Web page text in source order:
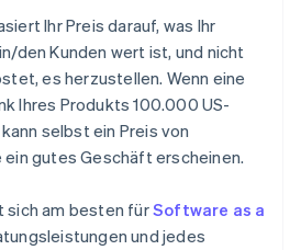
Ihr Preis darauf, was Ihr
den Kunden wert ist, und nicht
es herzustellen. Wenn eine
Ihres Produkts 100.000 US-
selbst ein Preis von
ein gutes Geschäft erscheinen.
sich am besten fürSoftware as a
und jedes